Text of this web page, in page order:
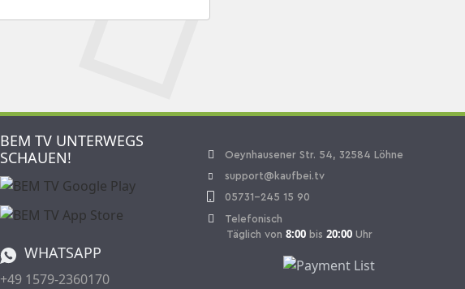
BEM TV UNTERWEGS
SCHAUEN!
WHATSAPP
+49 1579-2360170
Oeynhausener Str. 54, 32584 Löhne
support@kaufbei.tv
05731-245 15 90
Telefonisch
Täglich von 8:00 bis 20:00 Uhr